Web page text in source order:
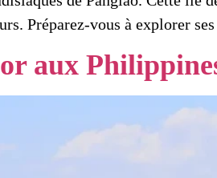
Préparez-vous à explorer
aux